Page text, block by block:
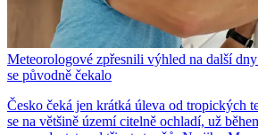
Meteorologové zpřesnili výhled na další
se původně čekalo
Česko čeká jen krátká úleva od tropických
se na většině území citelně ochladí, už